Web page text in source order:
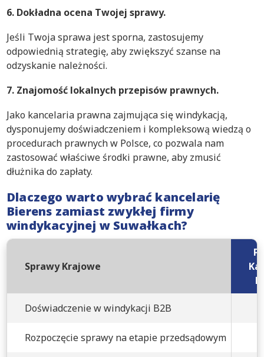
6. Dokładna ocena Twojej sprawy.
Jeśli Twoja sprawa jest sporna, zastosujemy
odpowiednią strategię, aby zwiększyć szanse na
odzyskanie należności.
7. Znajomość lokalnych przepisów prawnych.
Jako kancelaria prawna zajmująca się windykacją,
dysponujemy doświadczeniem i kompleksową wiedzą o
procedurach prawnych w Polsce, co pozwala nam
zastosować właściwe środki prawne, aby zmusić
dłużnika do zapłaty.
Dlaczego warto wybrać kancelarię
Bierens zamiast zwykłej firmy
windykacyjnej w Suwałkach?
Sprawy Krajowe
Doświadczenie w windykacji B2B
Rozpoczęcie sprawy na etapie przedsądowym